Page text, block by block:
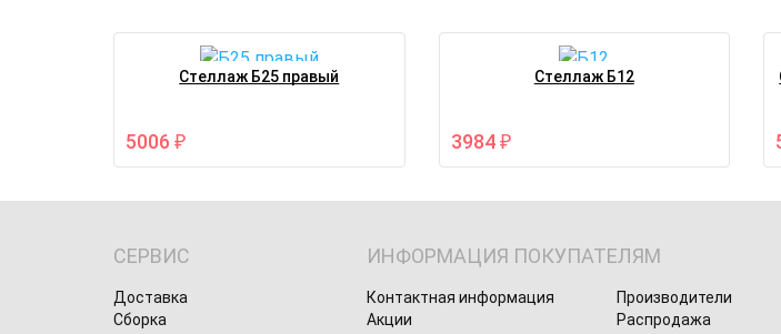
Стеллаж Б25 правый
5006 ₽
Стеллаж Б12
3984 ₽
СЕРВИС
Доставка
Сборка
ИНФОРМАЦИЯ ПОКУПАТЕЛЯМ
Контактная информация
Производители
Акции
Распродажа